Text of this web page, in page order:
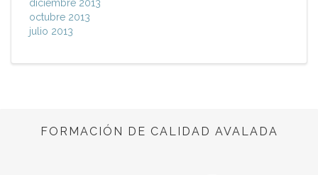
diciembre 2013
octubre 2013
julio 2013
FORMACIÓN DE CALIDAD AVALADA